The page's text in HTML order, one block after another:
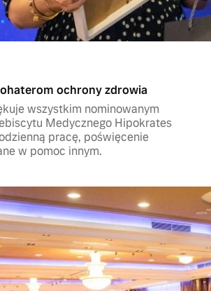
ochrony zdrowia
wszystkim nominowanym
Medycznego Hipokrates
pracę, poświęcenie
w pomoc innym.